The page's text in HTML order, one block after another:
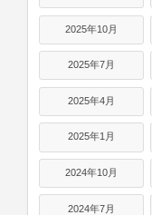
2025年10月
2025年7月
2025年4月
2025年1月
2024年10月
2024年7月